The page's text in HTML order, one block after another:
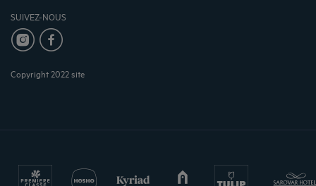
SUIVEZ-NOUS
Copyright 2022 site